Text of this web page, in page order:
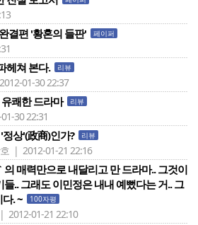
결편 '황혼의 들판' 페이퍼
헤쳐 본다. 리뷰
01-30 22:37
쾌한 드라마 리뷰
30 22:31
상'(政商)인가? 리뷰
| 2012-01-21 22:16
매력만으로 내달리고 만 드라마.. 그것이
.. 그래도 이민정은 내내 예뻤다는 거.. 그
. ~
100자평
2012-01-21 22:10